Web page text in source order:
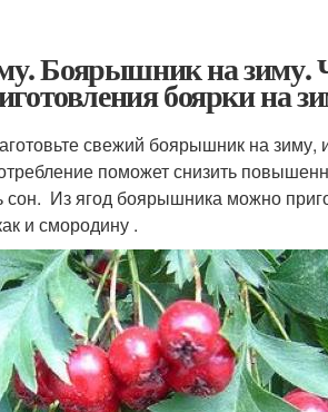
Боярышник на зиму.
боярки на
свежий боярышник на зиму,
поможет снизить
Из ягод боярышника можно
и смородину .